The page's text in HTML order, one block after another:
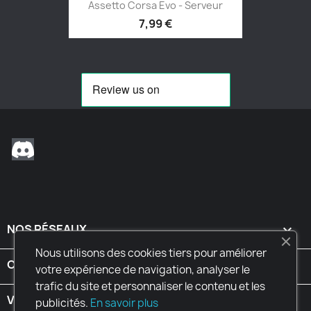
Assetto Corsa Evo - Serveur
7,99 €
NOS RÉSEAUX 
CONDITIONS
VOTRE COMPTE
Nous utilisons des cookies tiers pour améliorer
votre expérience de navigation, analyser le
trafic du site et personnaliser le contenu et les
publicités. En savoir plus